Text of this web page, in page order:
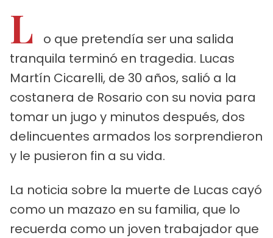
L
o que pretendía ser una salida
tranquila terminó en tragedia. Lucas
Martín Cicarelli, de 30 años, salió a la
costanera de Rosario con su novia para
tomar un jugo y minutos después, dos
delincuentes armados los sorprendieron
y le pusieron fin a su vida.
La noticia sobre la muerte de Lucas cayó
como un mazazo en su familia, que lo
recuerda como un joven trabajador que